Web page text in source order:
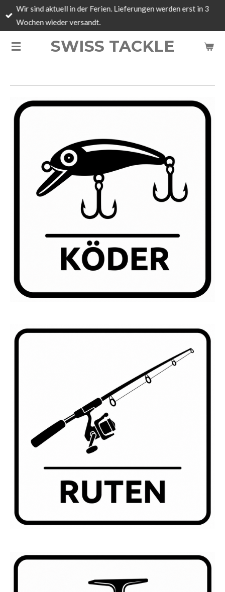
Zum
Hauptinhalt
SWISS TACKLE
Wir sind aktuell in der Ferien. Lieferungen werden erst in 3
Wochen wieder versandt.